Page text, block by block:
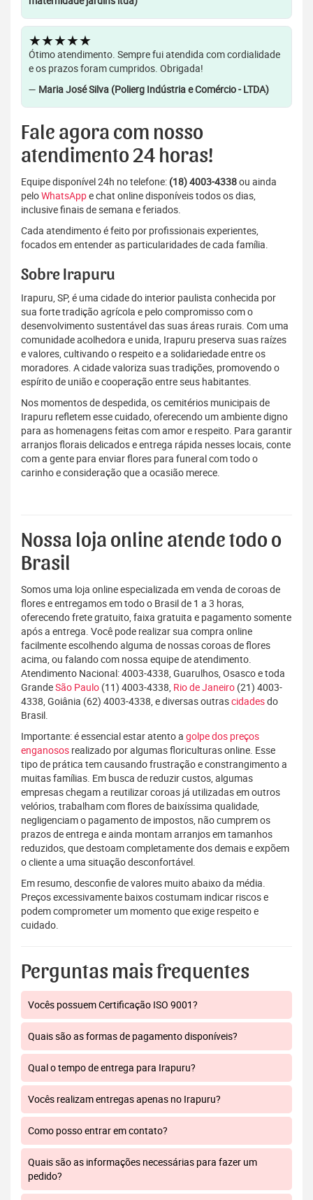
★★★★★
Ótimo atendimento. Sempre fui atendida com cordialidade
e os prazos foram cumpridos. Obrigada!
— Maria José Silva (Polierg Indústria e Comércio - LTDA)
Fale agora com nosso
atendimento 24 horas!
Equipe disponível 24h no telefone: (18) 4003-4338ou ainda
peloWhatsAppe chat online disponíveis todos os dias,
inclusive finais de semana e feriados.
Cada atendimento é feito por profissionais experientes,
focados em entender as particularidades de cada família.
Sobre Irapuru
Irapuru, SP, é uma cidade do interior paulista conhecida por
sua forte tradição agrícola e pelo compromisso com o
desenvolvimento sustentável das suas áreas rurais. Com uma
comunidade acolhedora e unida, Irapuru preserva suas raízes
e valores, cultivando o respeito e a solidariedade entre os
moradores. A cidade valoriza suas tradições, promovendo o
espírito de união e cooperação entre seus habitantes.
Nos momentos de despedida, os cemitérios municipais de
Irapuru refletem esse cuidado, oferecendo um ambiente digno
para as homenagens feitas com amor e respeito. Para garantir
arranjos florais delicados e entrega rápida nesses locais, conte
com a gente para enviar flores para funeral com todo o
carinho e consideração que a ocasião merece.
Nossa loja online atende todo o
Brasil
Somos uma loja online especializada em venda de coroas de
flores e entregamos em todo o Brasil de 1 a 3 horas,
oferecendo frete gratuito, faixa gratuita e pagamento somente
após a entrega. Você pode realizar sua compra online
facilmente escolhendo alguma de nossas coroas de flores
acima, ou falando com nossa equipe de atendimento.
Atendimento Nacional: 4003-4338, Guarulhos, Osasco e toda
GrandeSão Paulo (11) 4003-4338, Rio de Janeiro (21) 4003-
4338, Goiânia (62) 4003-4338, e diversas outrascidadesdo
Brasil.
Importante: é essencial estar atento a golpe dos preços
enganosos realizado por algumas floriculturas online. Esse
tipo de prática tem causando frustração e constrangimento a
muitas famílias. Em busca de reduzir custos, algumas
empresas chegam a reutilizar coroas já utilizadas em outros
velórios, trabalham com flores de baixíssima qualidade,
negligenciam o pagamento de impostos, não cumprem os
prazos de entrega e ainda montam arranjos em tamanhos
reduzidos, que destoam completamente dos demais e expõem
o cliente a uma situação desconfortável.
Em resumo, desconfie de valores muito abaixo da média.
Preços excessivamente baixos costumam indicar riscos e
podem comprometer um momento que exige respeito e
cuidado.
Perguntas mais frequentes
Vocês possuem Certificação ISO 9001?
Quais são as formas de pagamento disponíveis?
Qual o tempo de entrega para Irapuru?
Vocês realizam entregas apenas no Irapuru?
Como posso entrar em contato?
Quais são as informações necessárias para fazer um
pedido?